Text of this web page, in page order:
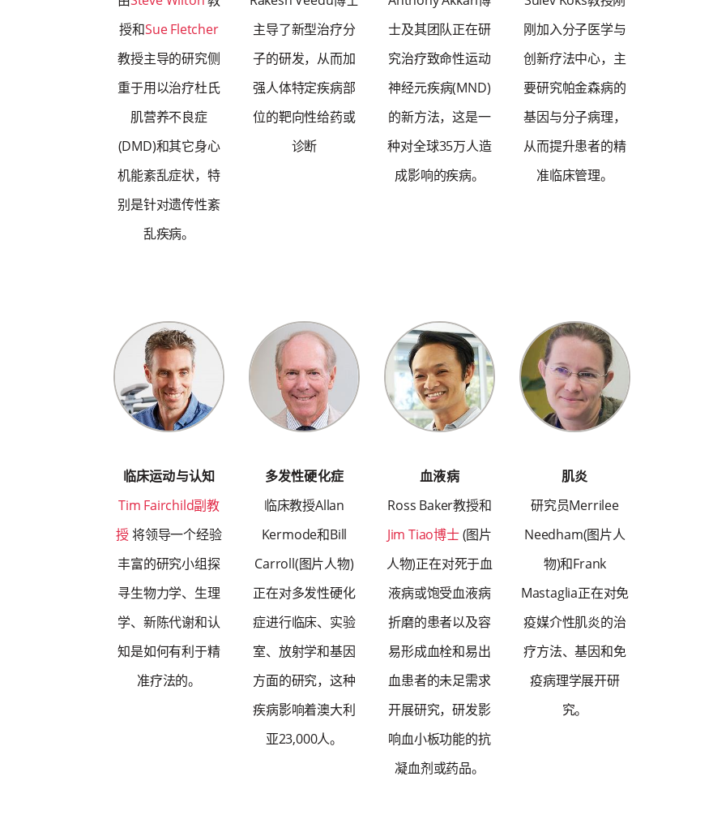
授和Sue Fletcher
教授主导的研究侧
重于用以治疗杜氏
肌营养不良症
(DMD)和其它身心
机能紊乱症状，特
别是针对遗传性紊
乱疾病。
主导了新型治疗分
子的研发，从而加
强人体特定疾病部
位的靶向性给药或
诊断
士及其团队正在研
究治疗致命性运动
神经元疾病(MND)
的新方法，这是一
种对全球35万人造
成影响的疾病。
刚加入分子医学与
创新疗法中心，主
要研究帕金森病的
基因与分子病理，
从而提升患者的精
准临床管理。
临床运动与认知
Tim Fairchild副教
授将领导一个经验
丰富的研究小组探
寻生物力学、生理
学、新陈代谢和认
知是如何有利于精
准疗法的。
多发性硬化症
临床教授Allan
Kermode和Bill
Carroll(图片人物)
正在对多发性硬化
症进行临床、实验
室、放射学和基因
方面的研究，这种
疾病影响着澳大利
亚23,000人。
血液病
Ross Baker教授和
Jim Tiao博士(图片
人物)正在对死于血
液病或饱受血液病
折磨的患者以及容
易形成血栓和易出
血患者的未足需求
开展研究，研发影
响血小板功能的抗
凝血剂或药品。
肌炎
研究员Merrilee
Needham(图片人
物)和Frank
Mastaglia正在对免
疫媒介性肌炎的治
疗方法、基因和免
疫病理学展开研
究。